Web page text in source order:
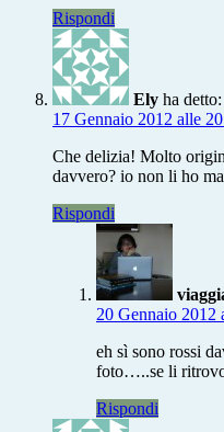
Rispondi
Ely ha detto:
17 Gennaio 2012 alle
Che delizia! Molto
davvero? io non li ho
Rispondi
20 Gennaio 2012
eh sì sono rossi
foto…..se li
Rispondi